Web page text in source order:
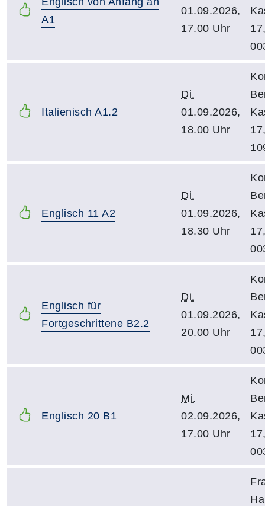
A1
01.09.2026,
17.00 Uhr
Italienisch A1.2
Di.
01.09.2026,
18.00 Uhr
Englisch 11 A2
Di.
01.09.2026,
18.30 Uhr
Englisch für
Fortgeschrittene B2.2
Di.
01.09.2026,
20.00 Uhr
Englisch 20 B1
Mi.
02.09.2026,
17.00 Uhr